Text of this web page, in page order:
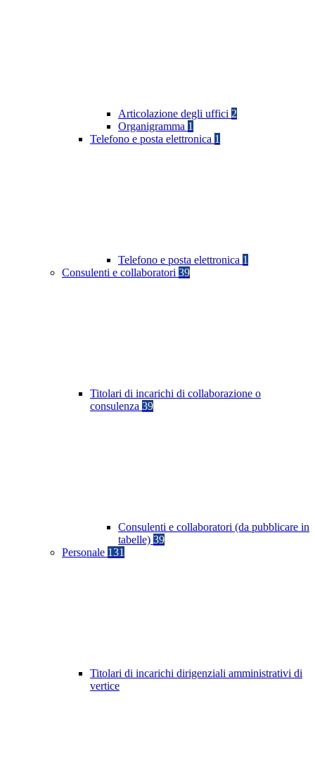
Articolazione degli uffici 2
Organigramma 1
Telefono e posta elettronica 1
Telefono e posta elettronica 1
Consulenti e collaboratori 39
Titolari di incarichi di collaborazione o
consulenza 39
Consulenti e collaboratori (da pubblicare in
tabelle) 39
Personale 131
Titolari di incarichi dirigenziali amministrativi di
vertice